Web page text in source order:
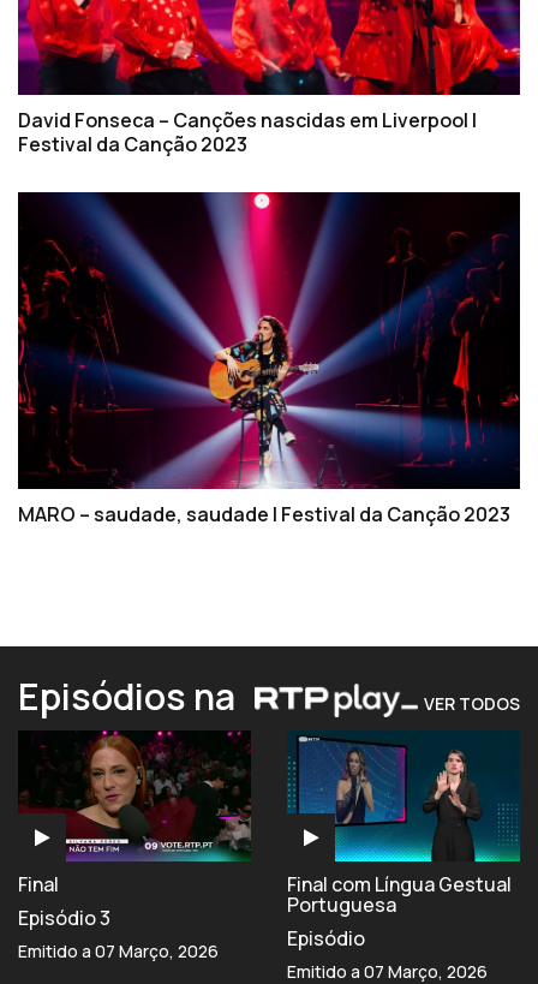
David Fonseca – Canções nascidas em Liverpool |
Festival da Canção 2023
MARO – saudade, saudade | Festival da Canção 2023
Episódios na VER TODOS
Final
Episódio 3
Emitido a 07 Março, 2026
Final com Língua Gestual
Portuguesa
Episódio
Emitido a 07 Março, 2026